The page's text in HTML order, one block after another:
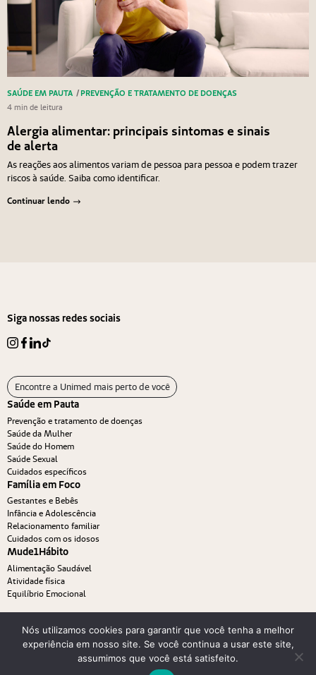
SAÚDE EM PAUTA / PREVENÇÃO E TRATAMENTO DE DOENÇAS
4 min de leitura
Alergia alimentar: principais sintomas e sinais
de alerta
As reações aos alimentos variam de pessoa para pessoa e podem trazer
riscos à saúde. Saiba como identificar.
Continuar lendo
Siga nossas redes sociais
Encontre a Unimed mais perto de você
Saúde em Pauta
Prevenção e tratamento de doenças
Saúde da Mulher
Saúde do Homem
Saúde Sexual
Cuidados específicos
Família em Foco
Gestantes e Bebês
Infância e Adolescência
Relacionamento familiar
Cuidados com os idosos
Mude1Hábito
Alimentação Saudável
Atividade física
Equilíbrio Emocional
© 2026. Viver Bem Unimed. Todos os direitos reservados.
Nós utilizamos cookies para garantir que você tenha a melhor
experiência em nosso site. Se você continua a usar este site,
assumimos que você está satisfeito.